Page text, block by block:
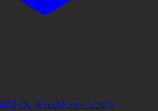
สีน้ำเงิน เท็กเจอร์ผ้า No.FT221213